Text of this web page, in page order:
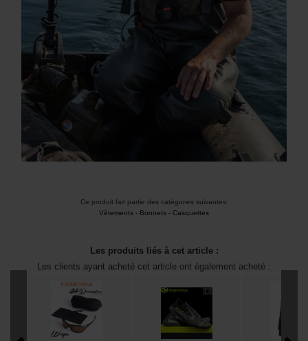
Ce produit fait partie des catégories suivantes:
Vêtements - Bonnets - Casquettes
Les produits liés à cet article :
Les clients ayant acheté cet article ont également acheté :